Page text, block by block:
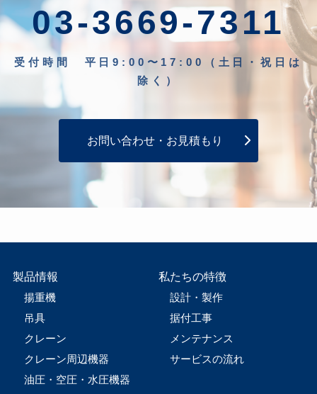
03-3669-7311
受付時間 平日9:00〜17:00（土日・祝日は
除く）
お問い合わせ・お見積もり
製品情報
揚重機
吊具
クレーン
クレーン周辺機器
油圧・空圧・水圧機器
私たちの特徴
設計・製作
据付工事
メンテナンス
サービスの流れ